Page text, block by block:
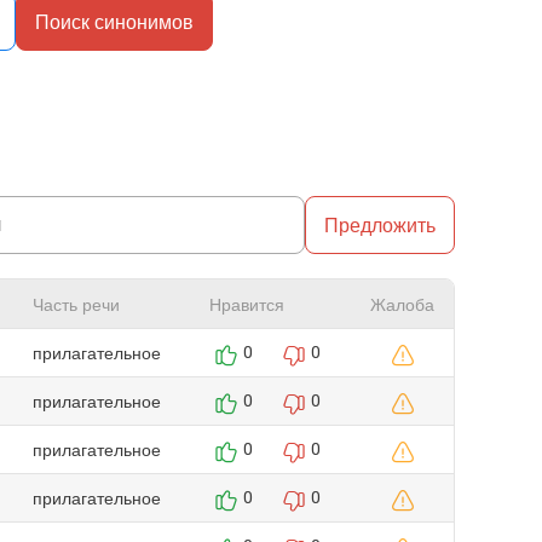
Поиск синонимов
Предложить
Часть речи Нравится
Жалоба
прилагательное
0 0
прилагательное 0 0
прилагательное 0 0
прилагательное 0 0